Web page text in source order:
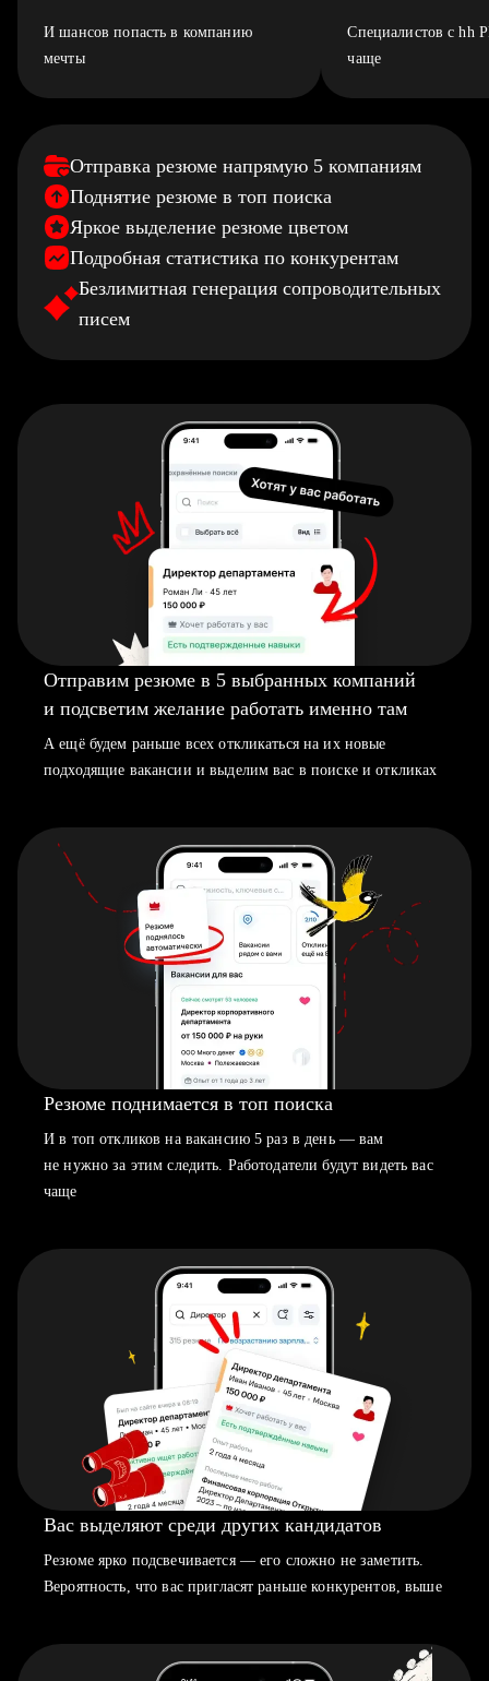
И шансов попасть в компанию
мечты
Специалистов с hh
чаще
Отправка резюме напрямую 5 компаниям
Поднятие резюме в топ поиска
Яркое выделение резюме цветом
Подробная статистика по конкурентам
Безлимитная генерация сопроводительных
писем
Отправим резюме в 5 выбранных компаний
и подсветим желание работать именно там
А ещё будем раньше всех откликаться на их новые
подходящие вакансии и выделим вас в поиске и откликах
Резюме поднимается в топ поиска
И в топ откликов на вакансию 5 раз в день — вам
не нужно за этим следить. Работодатели будут видеть вас
чаще
Вас выделяют среди других кандидатов
Резюме ярко подсвечивается — его сложно не заметить.
Вероятность, что вас пригласят раньше конкурентов, выше